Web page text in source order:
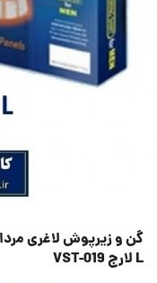
L لارج VST-019